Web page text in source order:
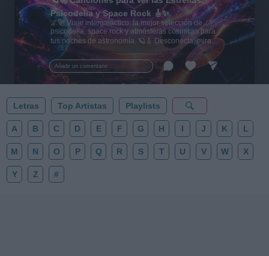
Añadir un comentario ...
Psicodelia y Space Rock 🎸✨
🌌🚀 Viaje intergaláctico: la mejor selección de
psicodelia, space rock y atmósferas cósmicas para
tus noches de astronomía. 🪐🎸 Desconecta, mira
al firmamento y siente la gravedad cero. 💾 ¡Guarda
esta colección para tu próxima noche estrellada!
✨⭐
Letras Top Artistas Playlists
A B C D E F G H I J K L
M N O P Q R S T U V W X
Y Z #